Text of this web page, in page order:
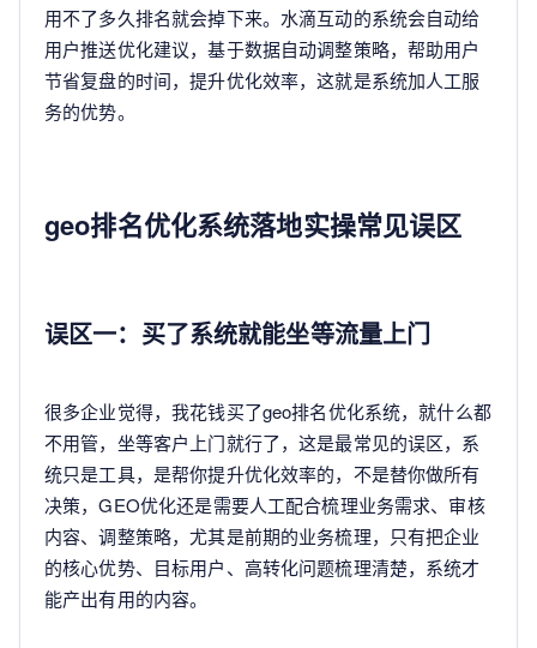
用不了多久排名就会掉下来。水滴互动的系统会自动给
用户推送优化建议，基于数据自动调整策略，帮助用户
节省复盘的时间，提升优化效率，这就是系统加人工服
务的优势。
geo排名优化系统落地实操常见误区
误区一：买了系统就能坐等流量上门
很多企业觉得，我花钱买了geo排名优化系统，就什么都
不用管，坐等客户上门就行了，这是最常见的误区，系
统只是工具，是帮你提升优化效率的，不是替你做所有
决策，GEO优化还是需要人工配合梳理业务需求、审核
内容、调整策略，尤其是前期的业务梳理，只有把企业
的核心优势、目标用户、高转化问题梳理清楚，系统才
能产出有用的内容。